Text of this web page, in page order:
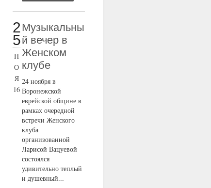
2
5
Н
О
Я
16
Музыкальны
й вечер в
Женском
клубе
24 ноября в
Воронежской
еврейской общине в
рамках очередной
встречи Женского
клуба
организованной
Ларисой Вацуевой
состоялся
удивительно теплый
и душевный...